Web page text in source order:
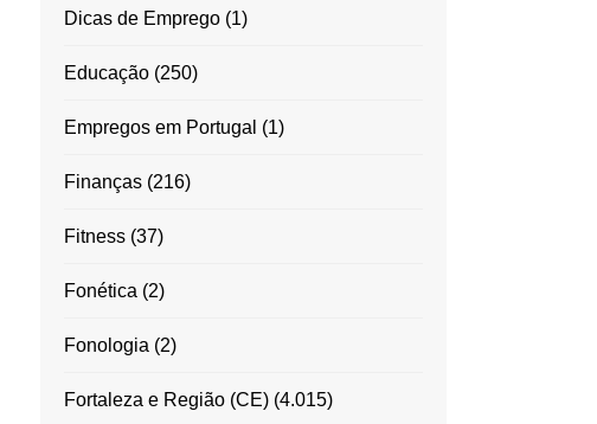
Dicas de Emprego(1)
Educação(250)
Empregos em Portugal (1)
Finanças(216)
Fitness(37)
Fonética (2)
Fonologia (2)
Fortaleza e Região (CE)(4.015)